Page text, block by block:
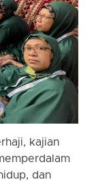
kajian
dan